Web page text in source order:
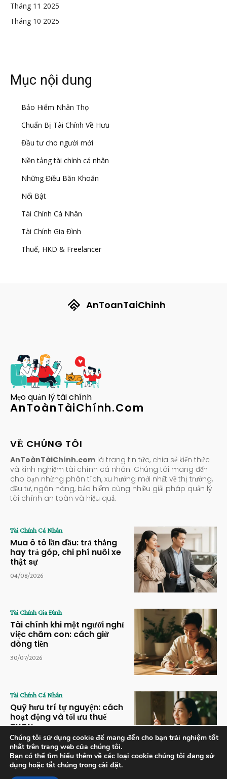
Tháng 11 2025
Tháng 10 2025
Mục nội dung
Bảo Hiểm Nhân Thọ
Chuẩn Bị Tài Chính Về Hưu
Đầu tư cho người mới
Nền tảng tài chính cá nhân
Những Điều Băn Khoăn
Nổi Bật
Tài Chính Cá Nhân
Tài Chính Gia Đình
Thuế, HKD & Freelancer
AnToanTaiChinh
Mẹo quản lý tài chính
AnToànTàiChính.Com
VỀ CHÚNG TÔI
AnToànTàiChính.com là trang tin tức, chia sẻ kiến thức
và kinh nghiệm tài chính cá nhân. Chúng tôi mang đến
cho bạn những phân tích, xu hướng mới nhất về thị trường,
đầu tư, ngân hàng, bảo hiểm cùng nhiều giải pháp quản lý
tài chính an toàn và hiệu quả.
Tài Chính Cá Nhân
Mua ô tô lần đầu: trả thẳng
hay trả góp, chi phí nuôi xe
thật sự
04/08/2026
Tài Chính Gia Đình
Tài chính khi một người nghỉ
việc chăm con: cách giữ
dòng tiền
30/07/2026
Tài Chính Cá Nhân
Quỹ hưu trí tự nguyện: cách
hoạt động và tối ưu thuế
TNCN
28/07/2026
Chúng tôi sử dụng cookie để mang đến cho bạn trải nghiệm tốt
nhất trên trang web của chúng tôi.
Bạn có thể tìm hiểu thêm về các loại cookie chúng tôi đang sử
dụng hoặc tắt chúng trong cài đặt.